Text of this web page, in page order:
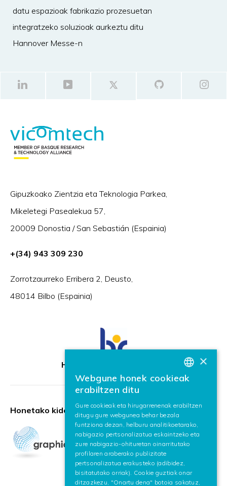
datu espazioak fabrikazio prozesuetan
integratzeko soluzioak aurkeztu ditu
Hannover Messe-n
Gipuzkoako Zientzia eta Teknologia Parkea,
Mikeletegi Pasealekua 57,
20009 Donostia / San Sebastián (Espainia)
+(34) 943 309 230
Zorrotzaurreko Erribera 2, Deusto,
48014 Bilbo (Espainia)
HR Excellence in Research
Honetako kidea:
BASQUE
×
Webgune honek cookieak
erabiltzen ditu
Gure cookieak eta hirugarrenenak erabiltzen
ditugu gure webgunea behar bezala
funtziona dezan, helburu analitikoetarako,
nabigazio pertsonalizatua eskaintzeko eta
zure nabigazio-ohituretan oinarritutako
profilaren araberako publizitate
pertsonalizatua erakusteko (adibidez,
bisitatutako orriak). Cookie guztiak onar
ditzazkezu, "Onartu dena" botoia sakatuz,